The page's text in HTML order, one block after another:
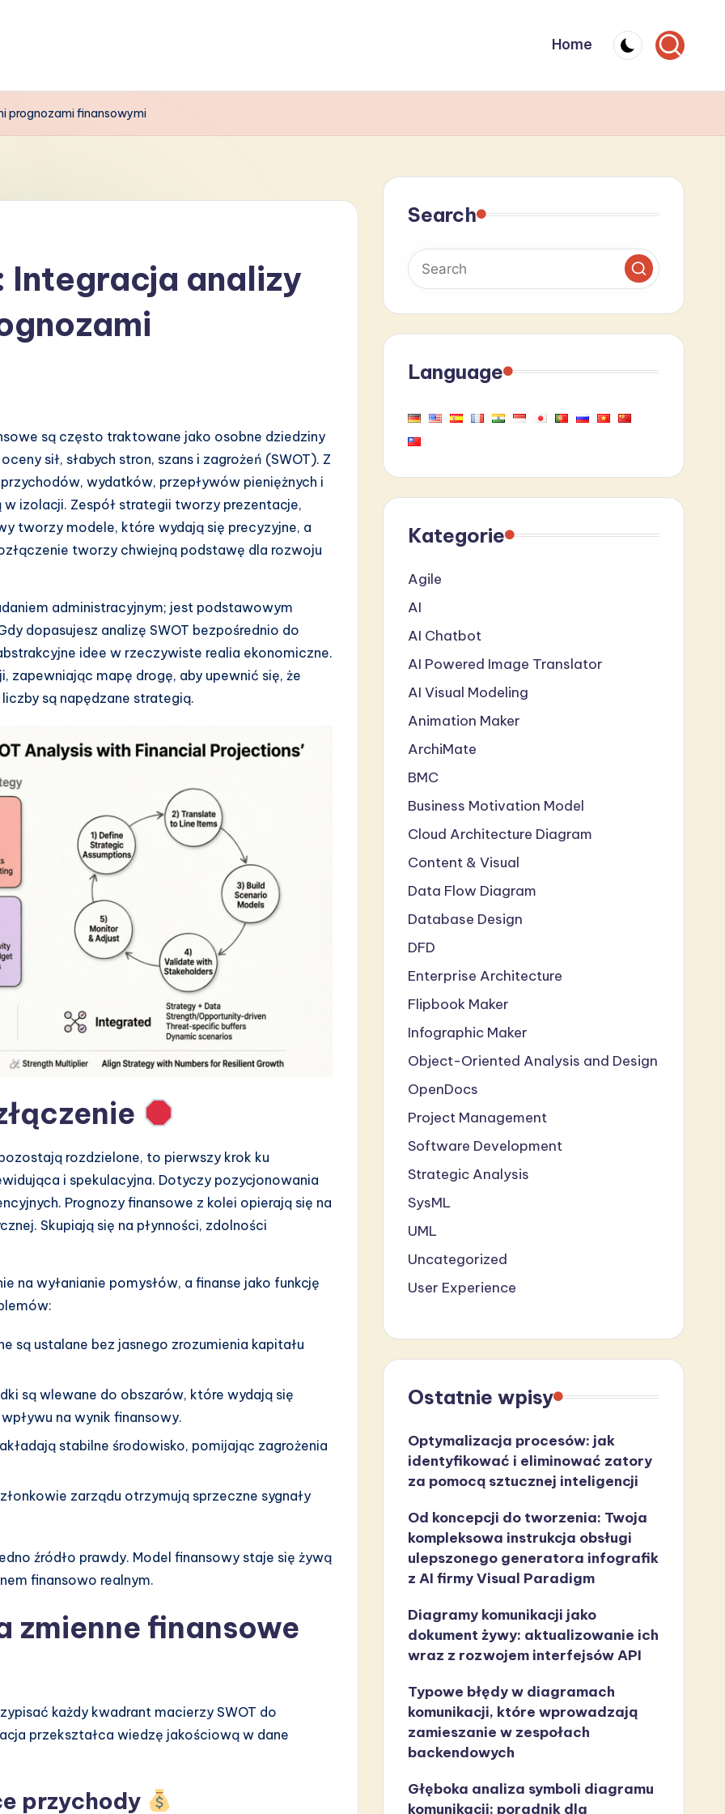
Home
prognozami finansowymi
Integracja analizy
są często traktowane jako osobne dziedziny
sił, słabych stron, szans i zagrożeń (SWOT). Z
wydatków, przepływów pieniężnych i
izolacji. Zespół strategii tworzy prezentacje,
tworzy modele, które wydają się precyzyjne, a
tworzy chwiejną podstawę dla rozwoju
administracyjnym; jest podstawowym
dopasujesz analizę SWOT bezpośrednio do
idee w rzeczywiste realia ekonomiczne.
zapewniając mapę drogę, aby upewnić się, że
są napędzane strategią.
rozdzielone, to pierwszy krok ku
i spekulacyjna. Dotyczy pozycjonowania
Prognozy finansowe z kolei opierają się na
Skupiają się na płynności, zdolności
na wyłanianie pomysłów, a finanse jako funkcję
są ustalane bez jasnego zrozumienia kapitału
są wlewane do obszarów, które wydają się
na wynik finansowy.
stabilne środowisko, pomijając zagrożenia
zarządu otrzymują sprzeczne sygnały
źródło prawdy. Model finansowy staje się żywą
finansowo realnym.
zmienne finansowe
każdy kwadrant macierzy SWOT do
przekształca wiedzę jakościową w dane
przychody
Search
Language
Kategorie
Agile
AI
AI Chatbot
AI Powered Image Translator
AI Visual Modeling
Animation Maker
ArchiMate
BMC
Business Motivation Model
Cloud Architecture Diagram
Content & Visual
Data Flow Diagram
Database Design
DFD
Enterprise Architecture
Flipbook Maker
Infographic Maker
Object-Oriented Analysis and Design
OpenDocs
Project Management
Software Development
Strategic Analysis
SysML
UML
Uncategorized
User Experience
Ostatnie wpisy
Optymalizacja procesów: jak
identyfikować i eliminować zatory
za pomocą sztucznej inteligencji
Od koncepcji do tworzenia: Twoja
kompleksowa instrukcja obsługi
ulepszonego generatora infografik
z AI firmy Visual Paradigm
Diagramy komunikacji jako
dokument żywy: aktualizowanie ich
wraz z rozwojem interfejsów API
Typowe błędy w diagramach
komunikacji, które wprowadzają
zamieszanie w zespołach
backendowych
Głęboka analiza symboli diagramu
komunikacji: poradnik dla